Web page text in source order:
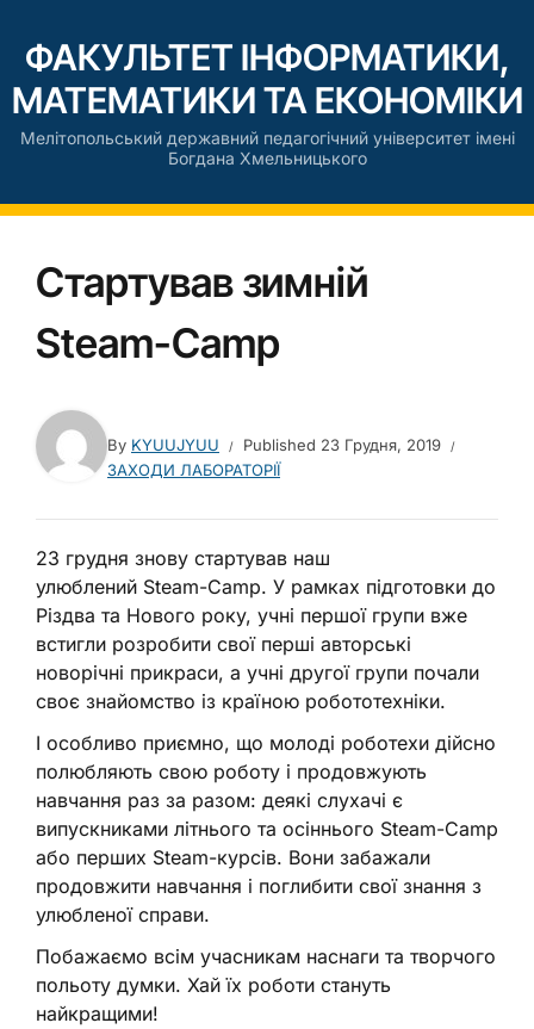
ФАКУЛЬТЕТ ІНФОРМАТИКИ,
МАТЕМАТИКИ ТА ЕКОНОМІКИ
Мелітопольський державний педагогічний університет імені
Богдана Хмельницького
Стартував зимній
Steam-Camp
By KYUUJYUU Published 23 Грудня, 2019
ЗАХОДИ ЛАБОРАТОРІЇ
23 грудня знову стартував наш
улюблений Steam-Camp. У рамках підготовки до
Різдва та Нового року, учні першої групи вже
встигли розробити свої перші авторські
новорічні прикраси, а учні другої групи почали
своє знайомство із країною робототехніки.
І особливо приємно, що молоді роботехи дійсно
полюбляють свою роботу і продовжують
навчання раз за разом: деякі слухачі є
випускниками літнього та осіннього Steam-Camp
або перших Steam-курсів. Вони забажали
продовжити навчання і поглибити свої знання з
улюбленої справи.
Побажаємо всім учасникам наснаги та творчого
польоту думки. Хай їх роботи стануть
найкращими!